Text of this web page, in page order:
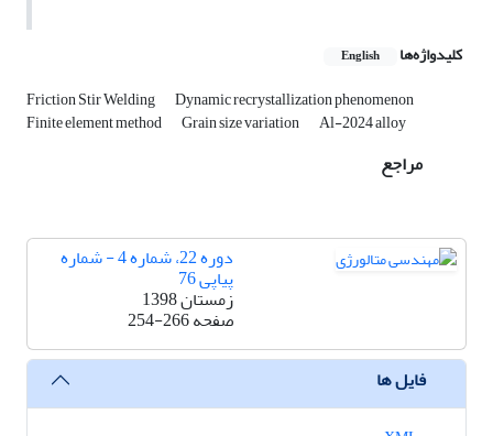
کلیدواژه‌ها English
Friction Stir Welding Dynamic recrystallization phenomenon
Finite element method Grain size variation Al-2024 alloy
مراجع
دوره 22، شماره 4 - شماره
پیاپی 76
زمستان 1398
صفحه254-266
فایل ها